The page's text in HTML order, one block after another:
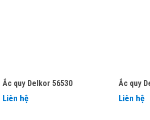
Ắc quy Delkor 56530
Liên hệ
Ắc quy
Liên hệ